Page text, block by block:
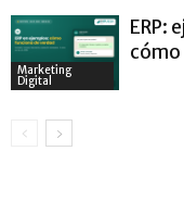
Marketing
Digital
ERP: